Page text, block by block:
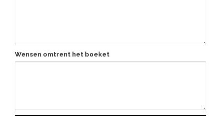
Wensen omtrent het boeket